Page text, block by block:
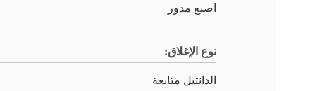
اصبع مدور
نوع الإغلاق:
الدانتيل متابعة